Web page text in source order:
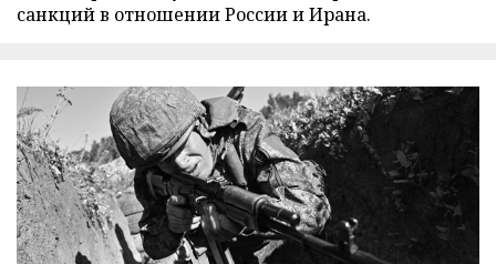
санкций в отношении России и Ирана.